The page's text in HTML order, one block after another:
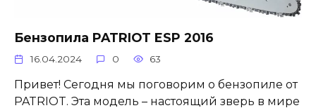
Бензопила PATRIOT ESP 2016
16.04.2024 0 63
Привет! Сегодня мы поговорим о бензопиле от
PATRIOT. Эта модель – настоящий зверь в мире